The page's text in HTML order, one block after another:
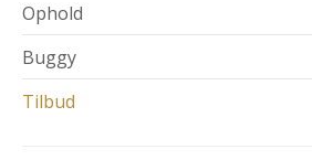
Ophold
Buggy
Tilbud